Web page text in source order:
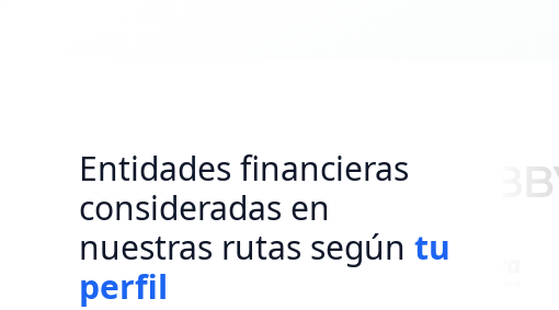
Entidades financieras
consideradas en
nuestras rutas según tu
perfil